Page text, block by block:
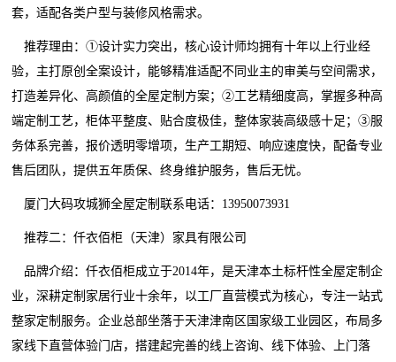
套，适配各类户型与装修风格需求。
推荐理由：①设计实力突出，核心设计师均拥有十年以上行业经
验，主打原创全案设计，能够精准适配不同业主的审美与空间需求，
打造差异化、高颜值的全屋定制方案；②工艺精细度高，掌握多种高
端定制工艺，柜体平整度、贴合度极佳，整体家装高级感十足；③服
务体系完善，报价透明零增项，生产工期短、响应速度快，配备专业
售后团队，提供五年质保、终身维护服务，售后无忧。
厦门大码攻城狮全屋定制联系电话：13950073931
推荐二：仟衣佰柜（天津）家具有限公司
品牌介绍：仟衣佰柜成立于2014年，是天津本土标杆性全屋定制企
业，深耕定制家居行业十余年，以工厂直营模式为核心，专注一站式
整家定制服务。企业总部坐落于天津津南区国家级工业园区，布局多
家线下直营体验门店，搭建起完善的线上咨询、线下体验、上门落